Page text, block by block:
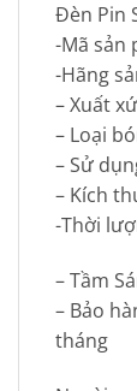
Đèn Pin
-Mã sản
-Hãng
– Xuất
– Loại
– Sử
– Kích
-Thời
– Tầm
– Bảo
tháng